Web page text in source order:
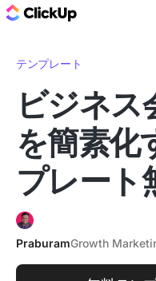
テンプレート
ビジネス
を簡素化
プレート
PraburamGrowth